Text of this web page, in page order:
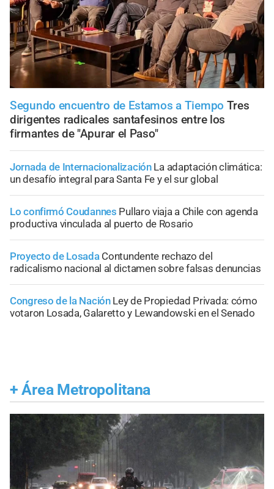
Segundo encuentro de Estamos a Tiempo Tres
dirigentes radicales santafesinos entre los
firmantes de "Apurar el Paso"
Jornada de Internacionalización La adaptación climática:
un desafío integral para Santa Fe y el sur global
Lo confirmó Coudannes Pullaro viaja a Chile con agenda
productiva vinculada al puerto de Rosario
Proyecto de Losada Contundente rechazo del
radicalismo nacional al dictamen sobre falsas denuncias
Congreso de la Nación Ley de Propiedad Privada: cómo
votaron Losada, Galaretto y Lewandowski en el Senado
+ Área Metropolitana